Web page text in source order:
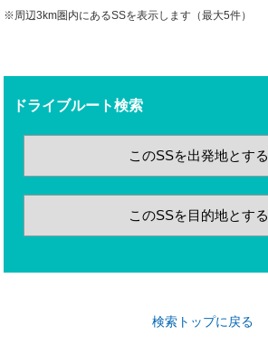
※周辺3km圏内にあるSSを表示します（最大5件）
ドライブルート検索
このSSを出発地とする
このSSを目的地とする
検索トップに戻る